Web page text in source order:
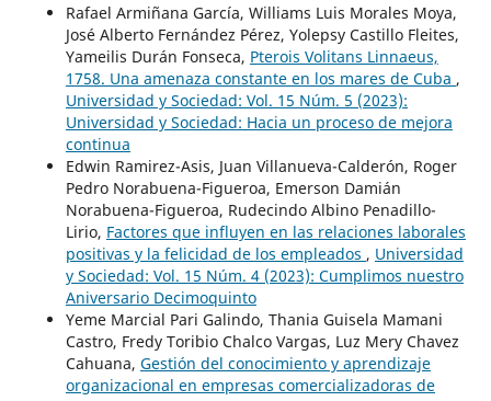
Rafael Armiñana García, Williams Luis Morales Moya,
José Alberto Fernández Pérez, Yolepsy Castillo Fleites,
Yameilis Durán Fonseca, Pterois Volitans Linnaeus,
1758. Una amenaza constante en los mares de Cuba ,
Universidad y Sociedad: Vol. 15 Núm. 5 (2023):
Universidad y Sociedad: Hacia un proceso de mejora
continua
Edwin Ramirez-Asis, Juan Villanueva-Calderón, Roger
Pedro Norabuena-Figueroa, Emerson Damián
Norabuena-Figueroa, Rudecindo Albino Penadillo-
Lirio, Factores que influyen en las relaciones laborales
positivas y la felicidad de los empleados , Universidad
y Sociedad: Vol. 15 Núm. 4 (2023): Cumplimos nuestro
Aniversario Decimoquinto
Yeme Marcial Pari Galindo, Thania Guisela Mamani
Castro, Fredy Toribio Chalco Vargas, Luz Mery Chavez
Cahuana, Gestión del conocimiento y aprendizaje
organizacional en empresas comercializadoras de